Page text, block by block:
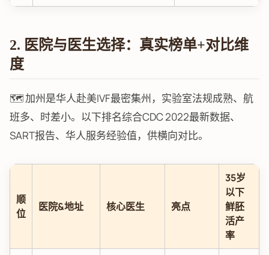
2. 医院与医生选择：真实榜单+对比维
度
🗺️ 加州是华人赴美IVF最密集州，实验室法规成熟、航
班多、时差小。以下排名综合CDC 2022最新数据、
SART报告、华人服务经验值，供横向对比。
顺
位
医院&地址 核心医生 亮点
35岁
以下
鲜胚
活产
率